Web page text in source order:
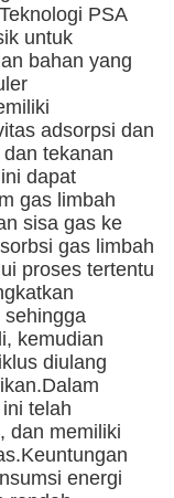
PSA
untuk
bahan yang
adsorpsi dan
tekanan
dapat
gas limbah
sisa gas ke
gas limbah
proses tertentu
sehingga
kemudian
diulang
telah
dan memiliki
energi